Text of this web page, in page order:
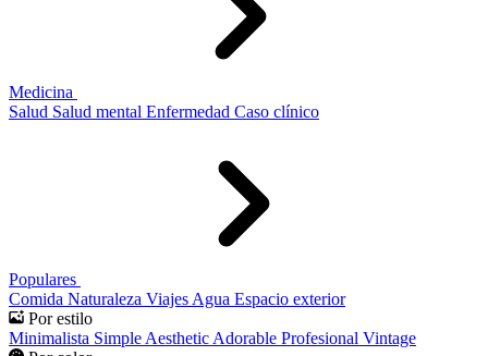
Medicina
Salud Salud mental Enfermedad Caso clínico
Populares
Comida Naturaleza Viajes Agua Espacio exterior
Por estilo
Minimalista Simple Aesthetic Adorable Profesional Vintage